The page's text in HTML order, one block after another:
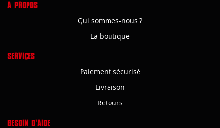
A PROPOS
Qui sommes-nous ?
La boutique
SERVICES
Paiement sécurisé
Livraison
Retours
BESOIN D'AIDE